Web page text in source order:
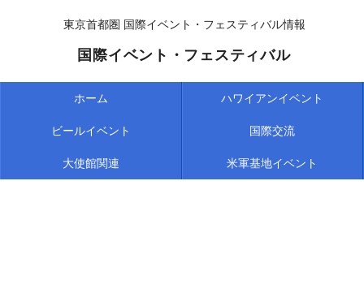
東京首都圏 国際イベント・フェスティバル情報
国際イベント・フェスティバル
ホーム ハワイアンイベント
ビールイベント 国際交流
大使館関連 米軍基地イベント